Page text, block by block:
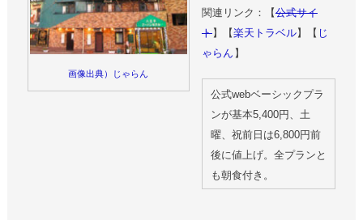
画像出典）じゃらん
関連リンク：【公式サイ
ト】【楽天トラベル】【 じ
ゃらん 】
公式webベーシックプラ
ンが基本5,400円、土
曜、祝前日は6,800円前
後に値上げ。全プランと
も朝食付き。